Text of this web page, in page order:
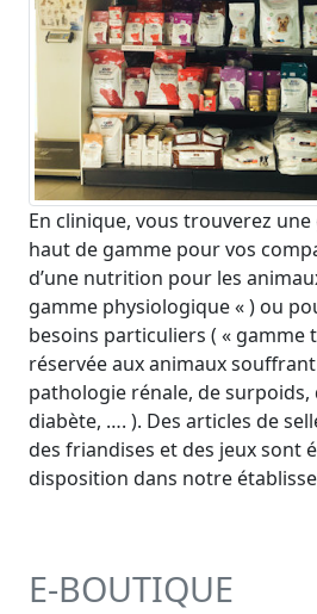
En clinique, vous trouverez une
haut de gamme pour vos
d’une nutrition pour les
gamme physiologique « ) ou
besoins particuliers ( « gamme
réservée aux animaux souffrant
pathologie rénale, de surpoids,
diabète, …. ). Des articles de
des friandises et des jeux sont
disposition dans notre
E-BOUTIQUE